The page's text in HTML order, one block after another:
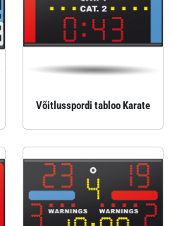
Võitlusspordi tabloo Karate